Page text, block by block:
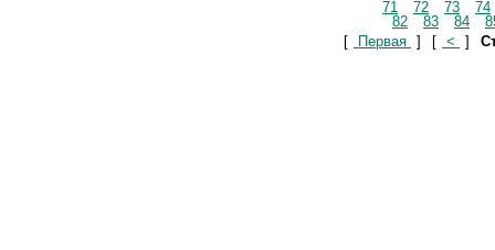
71 72 73
74
82
83 84
[
Первая ] [ < ]